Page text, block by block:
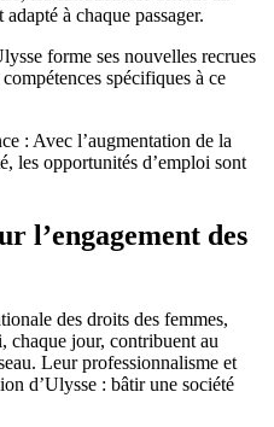
à chaque passager.
forme ses nouvelles recrues
spécifiques à ce
: Avec l’augmentation de la
les opportunités d’emploi sont
l’engagement des
des droits des femmes,
chaque jour, contribuent au
Leur professionnalisme et
d’Ulysse : bâtir une société